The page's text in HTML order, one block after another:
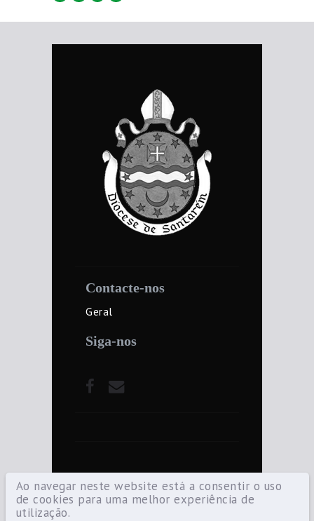
Ao navegar neste website está a consentir o uso
de cookies para uma melhor experiência de
utilização.
Contacte-nos
Geral
Siga-nos
©2021 Diocese de Santarém — Todos os